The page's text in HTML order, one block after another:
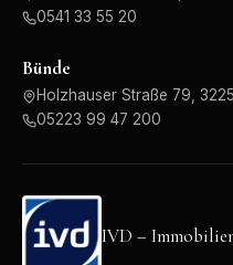
0541 33 55 20
Bünde
Holzhauser Straße 79,
05223 99 47 200
IVD –